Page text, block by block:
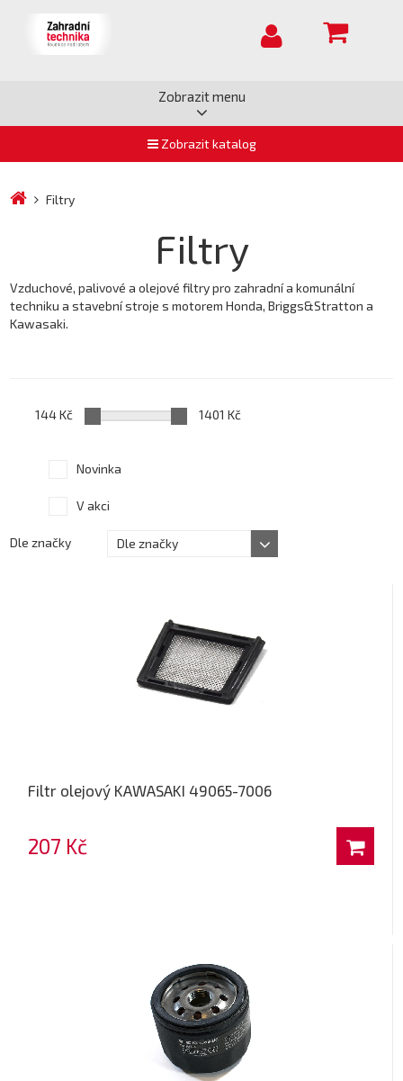
Zobrazit menu
Zobrazit katalog
Filtry
Filtry
Vzduchové, palivové a olejové filtry pro zahradní a komunální
techniku a stavební stroje s motorem Honda, Briggs&Stratton a
Kawasaki.
144 Kč 1401 Kč
Novinka
V akci
Dle značky Dle značky
Filtr olejový KAWASAKI 49065-7006
207 Kč